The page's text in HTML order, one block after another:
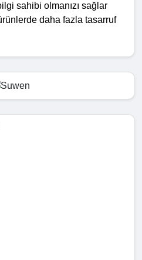
sahibi olmanızı sağlar
daha fazla tasarruf